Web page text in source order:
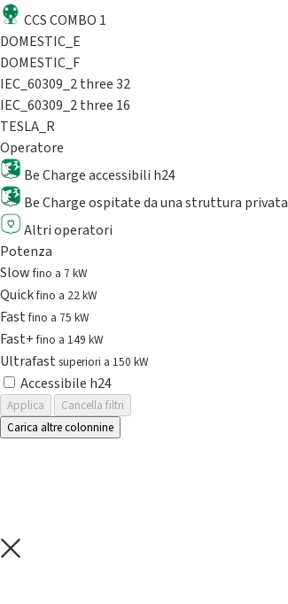
CCS COMBO 1
DOMESTIC_E
DOMESTIC_F
IEC_60309_2 three 32
IEC_60309_2 three 16
TESLA_R
Operatore
Be Charge accessibili h24
Be Charge ospitate da una struttura privata
Altri operatori
Potenza
Slowfino a 7 kW
Quickfino a 22 kW
Fastfino a 75 kW
Fast+fino a 149 kW
Ultrafast superiori a 150 kW
Accessibile h24
Applica
Cancella filtri
Carica altre colonnine